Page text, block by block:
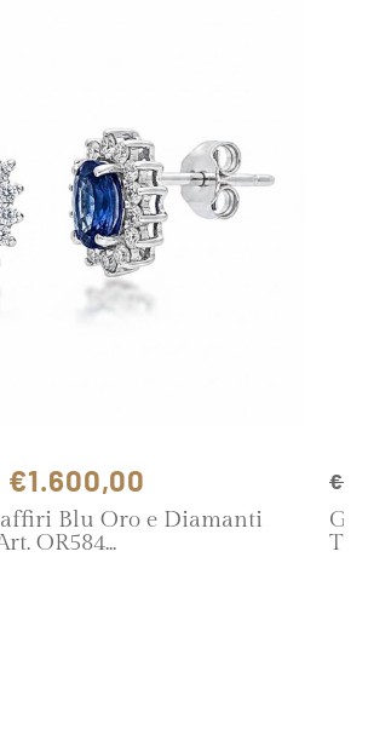
€1.600,00
Blu Oro e Diamanti
OR584